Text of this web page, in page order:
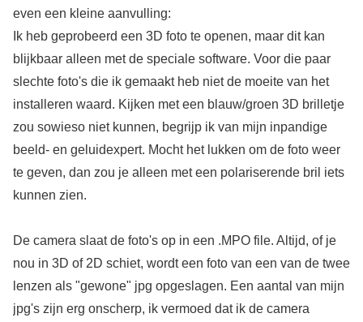
even een kleine aanvulling:
Ik heb geprobeerd een 3D foto te openen, maar dit kan
blijkbaar alleen met de speciale software. Voor die paar
slechte foto's die ik gemaakt heb niet de moeite van het
installeren waard. Kijken met een blauw/groen 3D brilletje
zou sowieso niet kunnen, begrijp ik van mijn inpandige
beeld- en geluidexpert. Mocht het lukken om de foto weer
te geven, dan zou je alleen met een polariserende bril iets
kunnen zien.
De camera slaat de foto's op in een .MPO file. Altijd, of je
nou in 3D of 2D schiet, wordt een foto van een van de twee
lenzen als "gewone" jpg opgeslagen. Een aantal van mijn
jpg's zijn erg onscherp, ik vermoed dat ik de camera